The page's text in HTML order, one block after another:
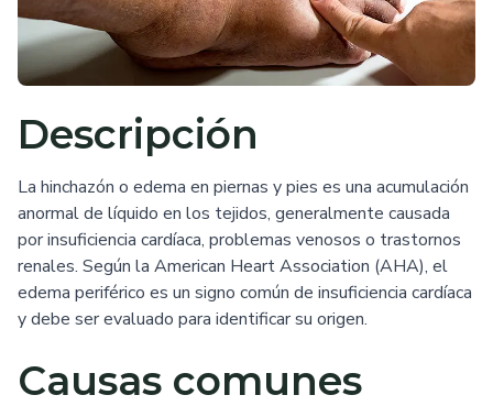
Descripción
La hinchazón o edema en piernas y pies es una acumulación
anormal de líquido en los tejidos, generalmente causada
por insuficiencia cardíaca, problemas venosos o trastornos
renales. Según la American Heart Association (AHA), el
edema periférico es un signo común de insuficiencia cardíaca
y debe ser evaluado para identificar su origen.
Causas comunes